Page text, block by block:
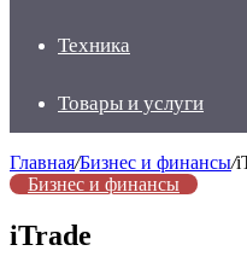
Техника
Товары и услуги
Главная/Бизнес и финансы/
Бизнес и финансы
iTrade